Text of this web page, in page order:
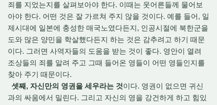
죄를 지었는지를 살펴보아야 한다. 이때는 웃어른들께 물어보
아야 한다. 어떤 것은 잘 가르쳐 주지 않을 것이다. 예를 들어, 일
제시대에 일본에 충성한 매국노였다든지, 인공시절에 북한군을
도와 많은 양민을 학살했다든지 하는 것은 감추려고 하기 때문
이다. 그러면 사역자들의 도움을 받는 것이 좋다. 영안이 열려
조상들의 죄를 알려 주고 그때 들어온 영들이 어떤 영들인지를
찾아 주기 때문이다.
셋째, 자신만의 영권을 세우라는 것이다. 영권이 없으면 귀신
과의 싸움에서 밀린다. 그리고 자신의 영을 강건하게 하고 힘있